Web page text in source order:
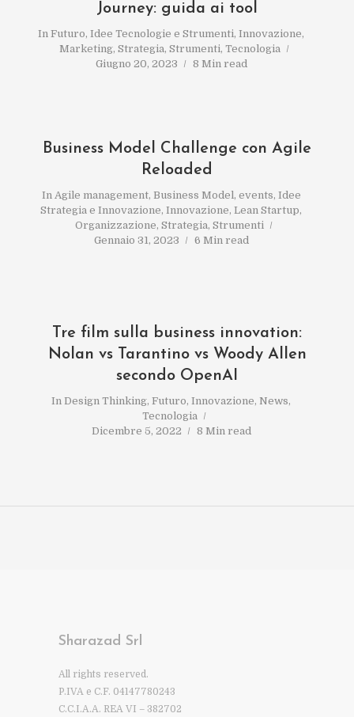
Journey: guida ai tool
In Futuro, Idee Tecnologie e Strumenti, Innovazione,
Marketing, Strategia, Strumenti, Tecnologia
Giugno 20, 2023
8 Min read
Business Model Challenge con Agile
Reloaded
In Agile management, Business Model, events, Idee
Strategia e Innovazione, Innovazione, Lean Startup,
Organizzazione, Strategia, Strumenti
Gennaio 31, 2023
6 Min read
Tre film sulla business innovation:
Nolan vs Tarantino vs Woody Allen
secondo OpenAI
In Design Thinking, Futuro, Innovazione, News,
Tecnologia
Dicembre 5, 2022
8 Min read
Sharazad Srl
All rights reserved.
P.IVA e C.F. 04147780243
C.C.I.A.A. REA VI – 382702